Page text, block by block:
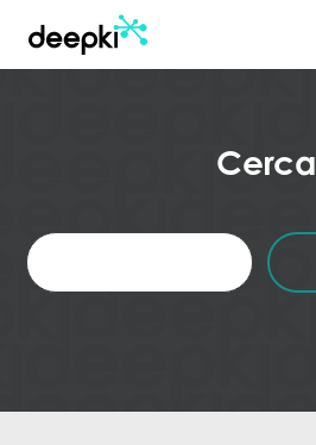
Cerca
Ricerca
Pannello di gestione dei cookies